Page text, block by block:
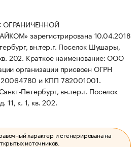
ОГРАНИЧЕННОЙ
зарегистрирована 10.04.2018
вн.тер.г. Поселок Шушары,
202. Краткое наименование: ООО
организации присвоен ОГРН
и КПП 782001001.
Петербург, вн.тер.г. Поселок
11, к. 1, кв. 202.
характер и сгенерирована на
источников.